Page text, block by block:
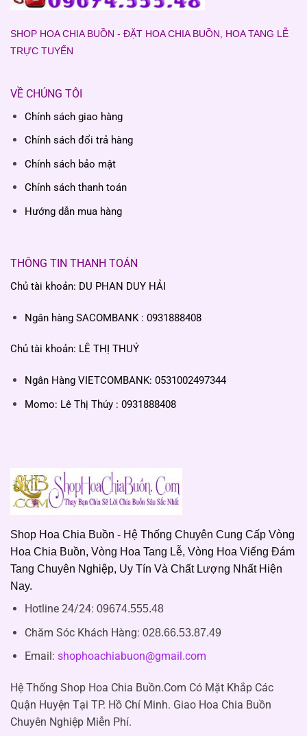
SHOP HOA CHIA BUỒN - ĐẶT HOA CHIA BUỒN, HOA TANG LỄ
TRỰC TUYẾN
VỀ CHÚNG TÔI
Chính sách giao hàng
Chính sách đổi trả hàng
Chính sách bảo mật
Chính sách thanh toán
Hướng dẫn mua hàng
THÔNG TIN THANH TOÁN
Chủ tài khoản: DU PHAN DUY HẢI
Ngân hàng SACOMBANK : 0931888408
Chủ tài khoản: LÊ THỊ THUÝ
Ngân Hàng VIETCOMBANK: 0531002497344
Momo: Lê Thị Thúy : 0931888408
Shop Hoa Chia Buồn - Hệ Thống Chuyên Cung Cấp Vòng
Hoa Chia Buồn, Vòng Hoa Tang Lễ, Vòng Hoa Viếng Đám
Tang Chuyên Nghiệp, Uy Tín Và Chất Lượng Nhất Hiện
Nay.
Hotline 24/24: 09674.555.48
Chăm Sóc Khách Hàng: 028.66.53.87.49
Email: shophoachiabuon@gmail.com
Hệ Thống Shop Hoa Chia Buồn.Com Có Mặt Khắp Các
Quận Huyện Tại TP. Hồ Chí Minh. Giao Hoa Chia Buồn
Chuyên Nghiệp Miễn Phí.